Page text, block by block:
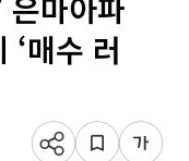
마아파
‘매수 러